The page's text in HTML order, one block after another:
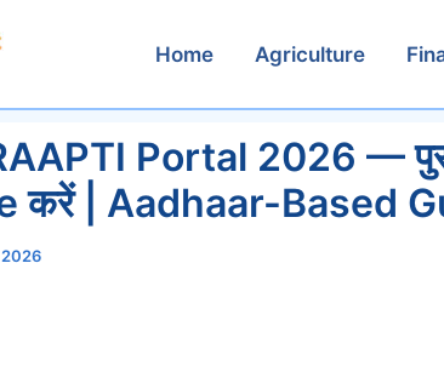
Home Agriculture
Portal 2026 —
करें | Aadhaar-Based